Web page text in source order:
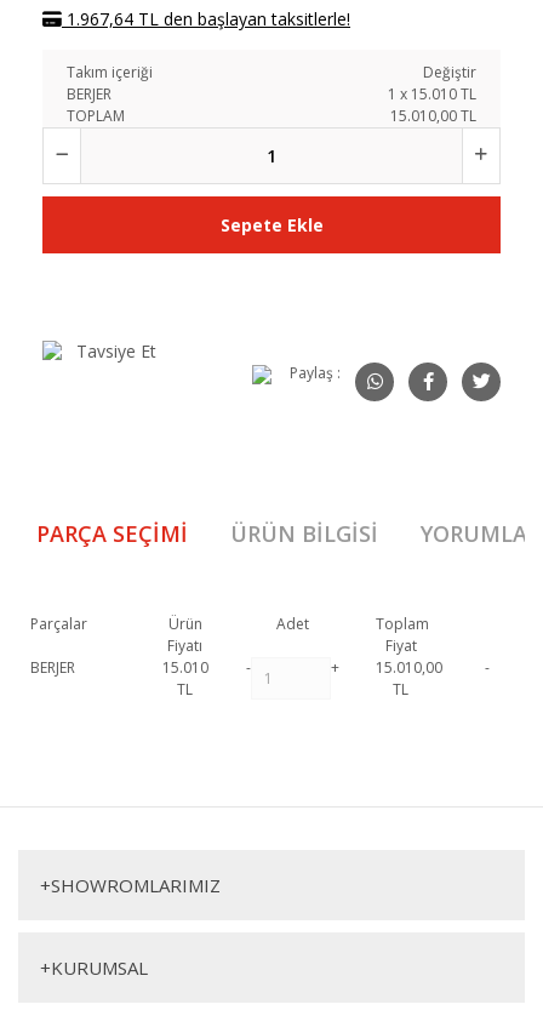
1.967,64 TL den başlayan taksitlerle!
Takım içeriği
Değiştir
BERJER
1 x 15.010TL
TOPLAM
15.010,00 TL
Sepete Ekle
Tavsiye Et
Paylaş :
PARÇA SEÇIMI ÜRÜN BILGISI YORUMLAR
Parçalar
Ürün
Fiyatı
Adet
Toplam
Fiyat
BERJER
15.010
TL
- +
15.010,00
TL
-
+SHOWROMLARIMIZ
+KURUMSAL